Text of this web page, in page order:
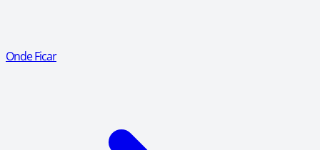
Onde Ficar